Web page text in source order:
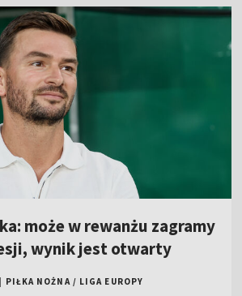
może w rewanżu zagramy
wynik jest otwarty
PIŁKA NOŻNA / LIGA EUROPY